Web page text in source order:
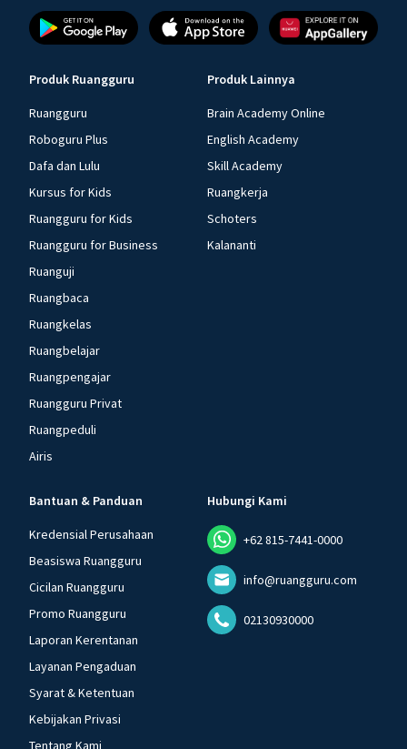
Produk Ruangguru
Ruangguru
Roboguru Plus
Dafa dan Lulu
Kursus for Kids
Ruangguru for Kids
Ruangguru for Business
Ruanguji
Ruangbaca
Ruangkelas
Ruangbelajar
Ruangpengajar
Ruangguru Privat
Ruangpeduli
Airis
Produk Lainnya
Brain Academy Online
English Academy
Skill Academy
Ruangkerja
Schoters
Kalananti
Bantuan & Panduan
Kredensial Perusahaan
Beasiswa Ruangguru
Cicilan Ruangguru
Promo Ruangguru
Laporan Kerentanan
Layanan Pengaduan
Syarat & Ketentuan
Kebijakan Privasi
Tentang Kami
Hubungi Kami
+62 815-7441-0000
info@ruangguru.com
02130930000